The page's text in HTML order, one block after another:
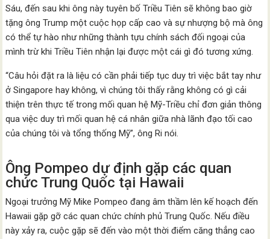
Sáu, đến sau khi ông này tuyên bố Triều Tiên sẽ không bao giờ
tặng ông Trump một cuộc họp cấp cao và sự nhượng bộ mà ông
có thể tự hào như những thành tựu chính sách đối ngoại của
mình trừ khi Triều Tiên nhận lại được một cái gì đó tương xứng.
“Câu hỏi đặt ra là liệu có cần phải tiếp tục duy trì việc bắt tay như
ở Singapore hay không, vì chúng tôi thấy rằng không có gì cải
thiện trên thực tế trong mối quan hệ Mỹ-Triều chỉ đơn giản thông
qua việc duy trì mối quan hệ cá nhân giữa nhà lãnh đạo tối cao
của chúng tôi và tổng thống Mỹ”, ông Ri nói.
Ông Pompeo dự định gặp các quan
chức Trung Quốc tại Hawaii
Ngoại trưởng Mỹ Mike Pompeo đang âm thầm lên kế hoạch đến
Hawaii gặp gỡ các quan chức chính phủ Trung Quốc. Nếu điều
này xảy ra, cuộc gặp sẽ đến vào một thời điểm căng thẳng cao